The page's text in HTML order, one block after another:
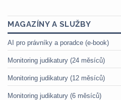
MAGAZÍNY A SLUŽBY
AI pro právníky a poradce (e-book)
Monitoring judikatury (24 měsíců)
Monitoring judikatury (12 měsíců)
Monitoring judikatury (6 měsíců)